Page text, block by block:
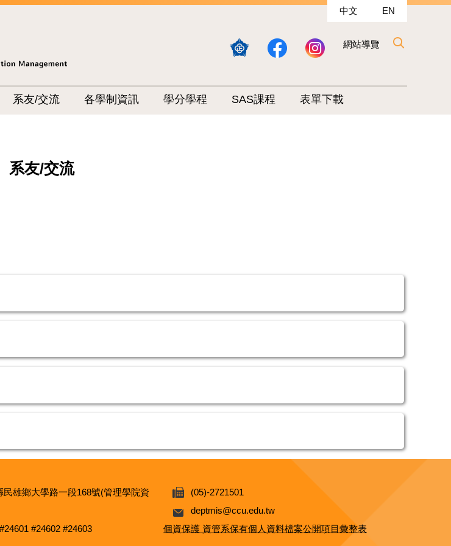
網站導覽
系友/交流 各學制資訊 學分學程 SAS課程 表單下載
中文 EN
系友/交流
民雄鄉大學路一段168號(管理學院資
#24602 #24603
(05)-2721501
deptmis@ccu.edu.tw
個資保護 資管系保有個人資料檔案公開項目彙整表